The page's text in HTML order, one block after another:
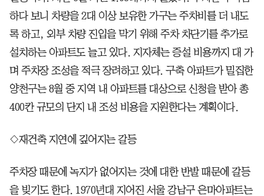
하다 보니 차량을 2대 이상 보유한 가구는 주차비를 더 내도
록 하고, 외부 차량 진입을 막기 위해 주차 차단기를 추가로
설치하는 아파트도 늘고 있다. 지자체는 증설 비용까지 대 가
며 주차장 조성을 적극 장려하고 있다. 구축 아파트가 밀집한
양천구는 8월 중 지역 내 아파트를 대상으로 신청을 받아 총
400칸 규모의 단지 내 조성 비용을 지원한다는 계획이다.
◇재건축 지연에 깊어지는 갈등
주차장 때문에 녹지가 없어지는 것에 대한 반발 때문에 갈등
을 빚기도 한다. 1970년대 지어진 서울 강남구 은마아파트는